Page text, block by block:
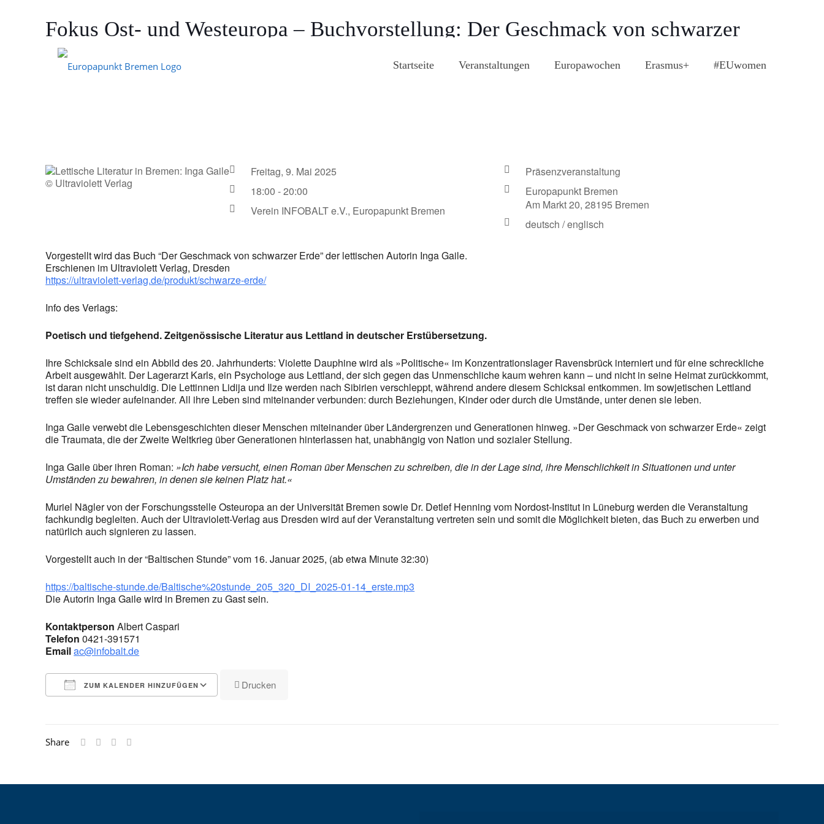
Startseite Veranstaltungen Europawochen Erasmus+ #EUwomen
Fokus Ost- und Westeuropa – Buchvorstellung: Der Geschmack von schwarzer
Erde
© Ultraviolett Verlag
Freitag, 9. Mai 2025
18:00 - 20:00
Verein INFOBALT e.V., Europapunkt Bremen
Präsenzveranstaltung
Europapunkt Bremen
Am Markt 20, 28195 Bremen
deutsch / englisch
Vorgestellt wird das Buch “Der Geschmack von schwarzer Erde” der lettischen Autorin Inga Gaile.
Erschienen im Ultraviolett Verlag, Dresden
https://ultraviolett-verlag.de/produkt/schwarze-erde/
Info des Verlags:
Poetisch und tiefgehend. Zeitgenössische Literatur aus Lettland in deutscher Erstübersetzung.
Ihre Schicksale sind ein Abbild des 20. Jahrhunderts: Violette Dauphine wird als »Politische« im Konzentrationslager Ravensbrück interniert und für eine schreckliche
Arbeit ausgewählt. Der Lagerarzt Karls, ein Psychologe aus Lettland, der sich gegen das Unmenschliche kaum wehren kann – und nicht in seine Heimat zurückkommt,
ist daran nicht unschuldig. Die Lettinnen Lidija und Ilze werden nach Sibirien verschleppt, während andere diesem Schicksal entkommen. Im sowjetischen Lettland
treffen sie wieder aufeinander. All ihre Leben sind miteinander verbunden: durch Beziehungen, Kinder oder durch die Umstände, unter denen sie leben.
Inga Gaile verwebt die Lebensgeschichten dieser Menschen miteinander über Ländergrenzen und Generationen hinweg. »Der Geschmack von schwarzer Erde« zeigt
die Traumata, die der Zweite Weltkrieg über Generationen hinterlassen hat, unabhängig von Nation und sozialer Stellung.
Inga Gaile über ihren Roman: »Ich habe versucht, einen Roman über Menschen zu schreiben, die in der Lage sind, ihre Menschlichkeit in Situationen und unter
Umständen zu bewahren, in denen sie keinen Platz hat.«
Muriel Nägler von der Forschungsstelle Osteuropa an der Universität Bremen sowie Dr. Detlef Henning vom Nordost-Institut in Lüneburg werden die Veranstaltung
fachkundig begleiten. Auch der Ultraviolett-Verlag aus Dresden wird auf der Veranstaltung vertreten sein und somit die Möglichkeit bieten, das Buch zu erwerben und
natürlich auch signieren zu lassen.
Vorgestellt auch in der “Baltischen Stunde” vom 16. Januar 2025, (ab etwa Minute 32:30)
https://baltische-stunde.de/Baltische%20stunde_205_320_DI_2025-01-14_erste.mp3
Die Autorin Inga Gaile wird in Bremen zu Gast sein.
Kontaktperson Albert Caspari
Telefon 0421-391571
Emailac@infobalt.de
ZUM KALENDER HINZUFÜGEN Drucken
Share